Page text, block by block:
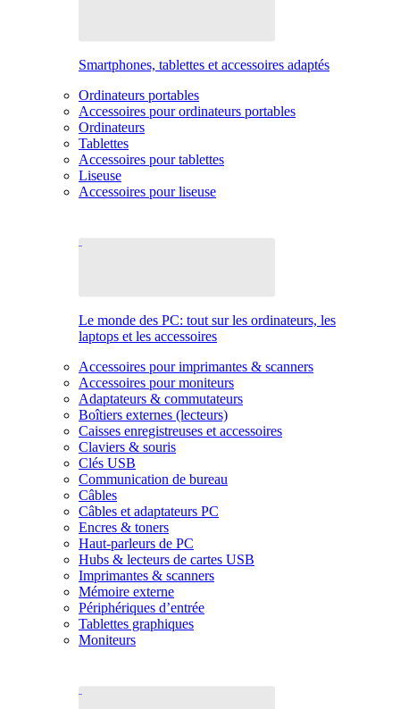
Smartphones, tablettes et accessoires adaptés
Ordinateurs portables
Accessoires pour ordinateurs portables
Ordinateurs
Tablettes
Accessoires pour tablettes
Liseuse
Accessoires pour liseuse
Le monde des PC: tout sur les ordinateurs, les
laptops et les accessoires
Accessoires pour imprimantes & scanners
Accessoires pour moniteurs
Adaptateurs & commutateurs
Boîtiers externes (lecteurs)
Caisses enregistreuses et accessoires
Claviers & souris
Clés USB
Communication de bureau
Câbles
Câbles et adaptateurs PC
Encres & toners
Haut-parleurs de PC
Hubs & lecteurs de cartes USB
Imprimantes & scanners
Mémoire externe
Périphériques d’entrée
Tablettes graphiques
Moniteurs